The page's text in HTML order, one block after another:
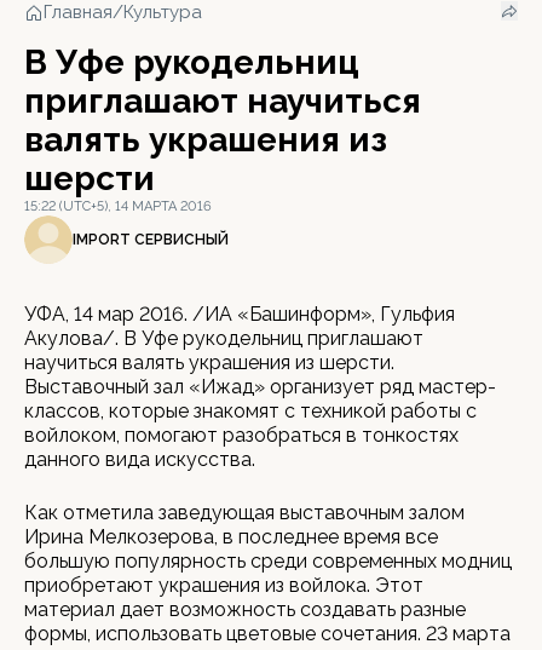
Главная/Культура
В Уфе рукодельниц
приглашают научиться
валять украшения из
шерсти
15:22 (UTC+5), 14 МАРТА 2016
IMPORT СЕРВИСНЫЙ
УФА, 14 мар 2016. /ИА «Башинформ», Гульфия
Акулова/. В Уфе рукодельниц приглашают
научиться валять украшения из шерсти.
Выставочный зал «Ижад» организует ряд мастер-
классов, которые знакомят с техникой работы с
войлоком, помогают разобраться в тонкостях
данного вида искусства.
Как отметила заведующая выставочным залом
Ирина Мелкозерова, в последнее время все
большую популярность среди современных модниц
приобретают украшения из войлока. Этот
материал дает возможность создавать разные
формы, использовать цветовые сочетания. 23 марта